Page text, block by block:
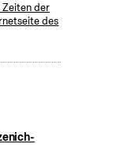
Zeiten der
des